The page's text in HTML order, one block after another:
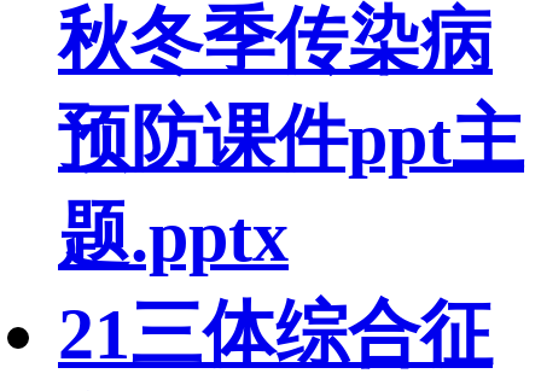
秋冬季传染病
预防课件ppt主
题.pptx
21三体综合征